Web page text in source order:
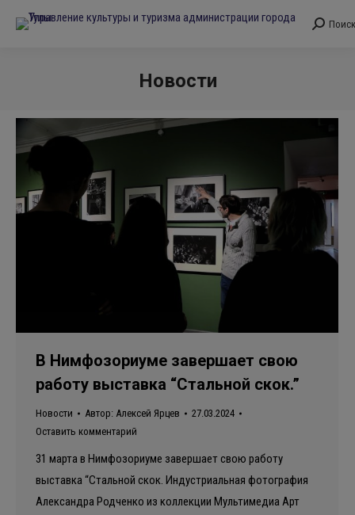
Поиск:
Поиск
Новости
В Нимфозориуме завершает свою
работу выставка “Стальной скок.”
Новости Автор: Алексей Ярцев
27.03.2024
Оставить комментарий
31 марта в Нимфозориуме завершает свою работу
выставка “Стальной скок. Индустриальная фотография
Александра Родченко из коллекции Мультимедиа Арт